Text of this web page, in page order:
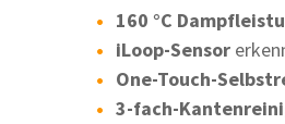
160 °C
iLoop-Sensor
One-Touch-
3-fach-